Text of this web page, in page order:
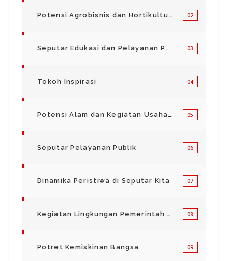
Potensi Agrobisnis dan Hortikultura 02
Seputar Edukasi dan Pelayanan Pendidikan 03
Tokoh Inspirasi 04
Potensi Alam dan Kegiatan Usaha Kecil Menegah 05
Seputar Pelayanan Publik 06
Dinamika Peristiwa di Seputar Kita 07
Kegiatan Lingkungan Pemerintah Kabupaten di Indonesia 08
Potret Kemiskinan Bangsa 09